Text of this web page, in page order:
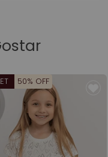
50% OFF